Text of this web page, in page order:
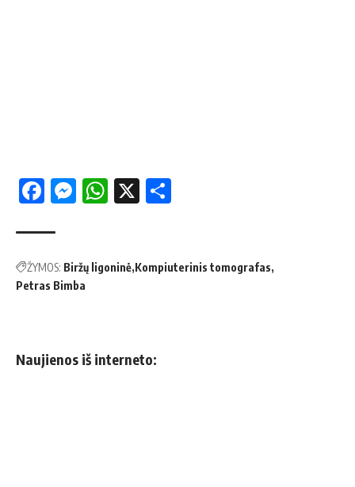
Facebook
Messenger
WhatsApp
X
ŽYMOS: Biržų ligoninė Kompiuterinis tomografas
Petras Bimba
Naujienos iš interneto: